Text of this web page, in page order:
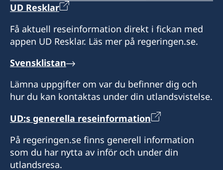
UD Resklar
Få aktuell reseinformation direkt i fickan med
appen UD Resklar. Läs mer på regeringen.se.
Svensklistan
Lämna uppgifter om var du befinner dig och
hur du kan kontaktas under din utlandsvistelse.
UD:s generella reseinformation
På regeringen.se finns generell information
som du har nytta av inför och under din
utlandsresa.